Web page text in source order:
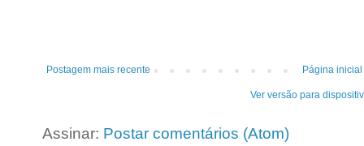
Postagem mais recente Página inicial
Ver versão para
Assinar: Postar comentários (Atom)